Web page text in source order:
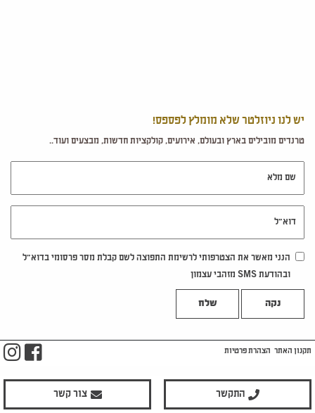
יש לנו ניוזלטר שלא מומלץ לפספס!
טרנדים מובילים בארץ ובעולם, אירועים, קולקציות חדשות, מבצעים ועוד..
הנני מאשר את הצטרפותי לרשימת התפוצה לשם קבלת מסר פרסומי בדוא"ל
ובהודעת SMS מזהבי עצמון
נקה
התקשר צור קשר
תקנון האתר הצהרת פרטיות